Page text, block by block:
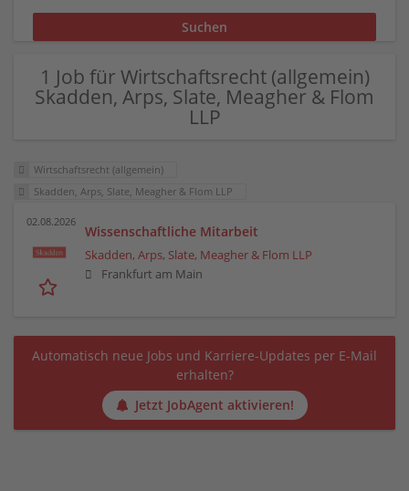
1 Job für Wirtschaftsrecht (allgemein)
Skadden, Arps, Slate, Meagher & Flom
LLP
Wirtschaftsrecht (allgemein)
Skadden, Arps, Slate, Meagher & Flom LLP
02.08.2026
Wissenschaftliche Mitarbeit
Skadden, Arps, Slate, Meagher & Flom LLP
Frankfurt am Main
Automatisch neue Jobs und Karriere-Updates per E-Mail
erhalten?
Jetzt JobAgent aktivieren!